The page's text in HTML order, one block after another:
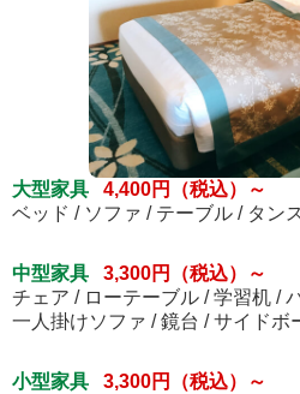
大型家具
4,400円（税込）～
ベッド / ソファ / テーブル / タン
中型家具
3,300円（税込）～
チェア / ローテーブル / 学習机 /
一人掛けソファ / 鏡台 / サイドボ
小型家具
3,300円（税込）～